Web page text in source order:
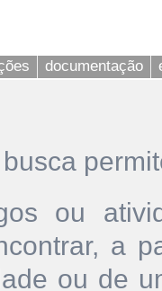
documentação
ou
a
ou de